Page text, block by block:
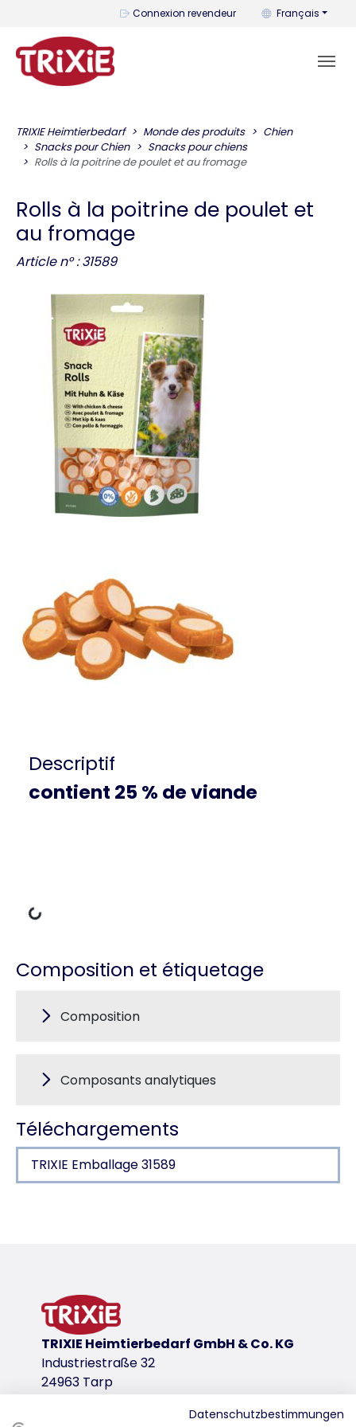
Connexion revendeur Vous pouvez
Français
TRIXIE Heimtierbedarf Monde des produits
Chien
Snacks pour Chien
Snacks pour chiens
Rolls à la poitrine de poulet et au fromage
Rolls à la poitrine de poulet et
au fromage
Article n° : 31589
Descriptif
contient 25 % de viande
charger des données
Composition et étiquetage
Composition
Composants analytiques
Téléchargements
TRIXIE Emballage 31589
variante de produit
variante de produit: numéro unique du
Contient/Poids
100 g
Type d'aliment
<table><tr><td><table><tr><td>Aliment
TRIXIE Heimtierbedarf GmbH & Co. KG
Industriestraße 32
24963 Tarp
Datenschutzbestimmungen